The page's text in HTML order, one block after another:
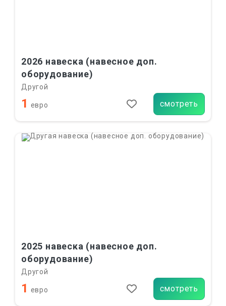
2026 навеска (навесное доп.
оборудование)
Другой
1 евро смотреть
2025 навеска (навесное доп.
оборудование)
Другой
1 евро смотреть